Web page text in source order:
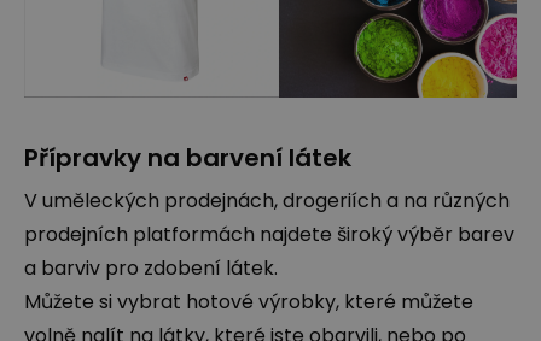
Přípravky na barvení látek
V uměleckých prodejnách, drogeriích a na různých
prodejních platformách najdete široký výběr barev
a barviv pro zdobení látek.
Můžete si vybrat hotové výrobky, které můžete
volně nalít na látky, které jste obarvili, nebo po